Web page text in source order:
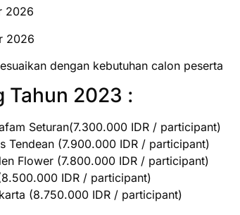
2026
2026
dengan kebutuhan calon peserta
Tahun 2023 :
Seturan(7.300.000 IDR / participant)
Tendean (7.900.000 IDR / participant)
Flower (7.800.000 IDR / participant)
IDR / participant)
(8.750.000 IDR / participant)